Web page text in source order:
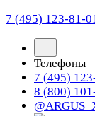
7 (495) 123-81-
Телефоны
7 (495)
8 (800)